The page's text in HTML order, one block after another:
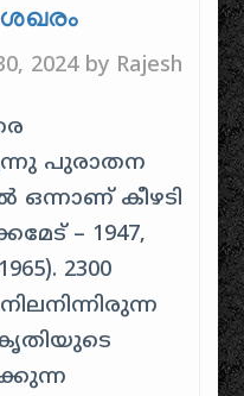
2024by Rajesh
പുരാതന
കീഴടി
– 1947,
2300